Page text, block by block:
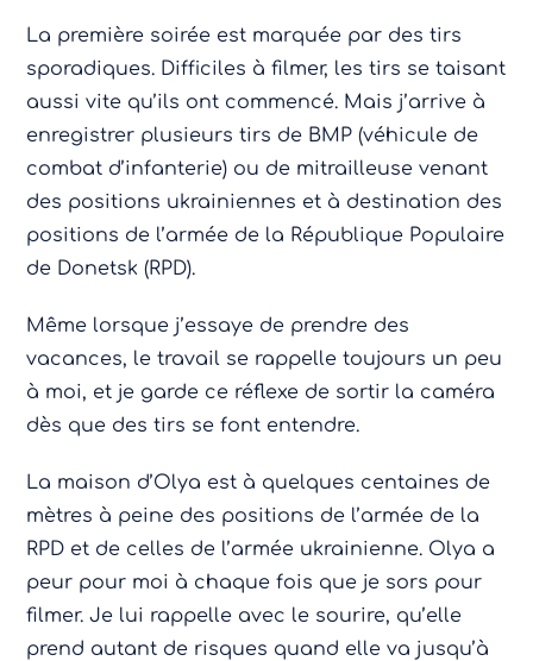
La première soirée est marquée par des tirs
sporadiques. Difficiles à filmer, les tirs se taisant
aussi vite qu’ils ont commencé. Mais j’arrive à
enregistrer plusieurs tirs de BMP (véhicule de
combat d’infanterie) ou de mitrailleuse venant
des positions ukrainiennes et à destination des
positions de l’armée de la République Populaire
de Donetsk (RPD).
Même lorsque j’essaye de prendre des
vacances, le travail se rappelle toujours un peu
à moi, et je garde ce réflexe de sortir la caméra
dès que des tirs se font entendre.
La maison d’Olya est à quelques centaines de
mètres à peine des positions de l’armée de la
RPD et de celles de l’armée ukrainienne. Olya a
peur pour moi à chaque fois que je sors pour
filmer. Je lui rappelle avec le sourire, qu’elle
prend autant de risques quand elle va jusqu’à